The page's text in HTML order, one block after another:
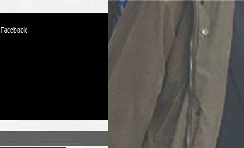
Facebook